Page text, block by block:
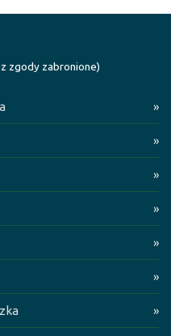
zgody zabronione)
»
»
»
»
»
»
»